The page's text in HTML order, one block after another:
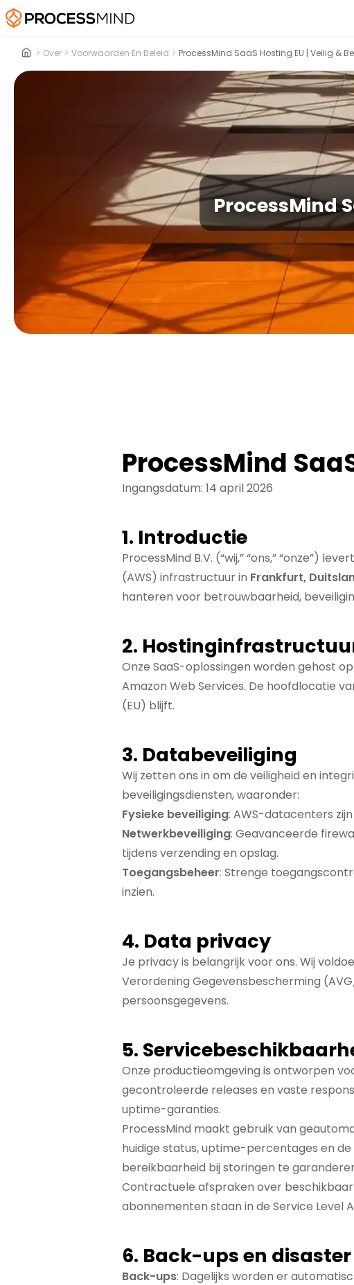
> Over > Voorwaarden En Beleid > ProcessMind SaaS Hosting EU | Veilig &
ProcessMind
ProcessMind
Ingangsdatum: 14 april 2026
1. Introductie
ProcessMind B.V. (“wij,” “ons,” “onze”)
(AWS) infrastructuur in Frankfurt,
hanteren voor betrouwbaarheid,
2.
Onze SaaS-oplossingen worden gehost
Amazon Web Services. De hoofdlocatie
(EU) blijft.
3. Databeveiliging
Wij zetten ons in om de veiligheid en
beveiligingsdiensten, waaronder:
Fysieke beveiliging: AWS-datacenters
Netwerkbeveiliging: Geavanceerde
tijdens verzending en opslag.
Toegangsbeheer: Strenge
inzien.
4. Data privacy
Je privacy is belangrijk voor ons. Wij
Verordening Gegevensbescherming
persoonsgegevens.
5.
Onze productieomgeving is ontworpen
gecontroleerde releases en vaste
uptime-garanties.
ProcessMind maakt gebruik van
huidige status, uptime-percentages en
bereikbaarheid bij storingen te
Contractuele afspraken over
abonnementen staan in de Service Level
6. Back-ups en
Back-ups: Dagelijks worden er